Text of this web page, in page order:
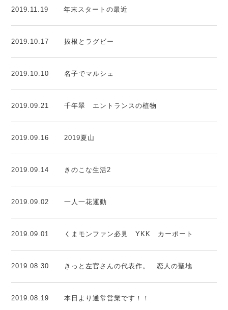
2019.11.19 年末スタートの最近
2019.10.17 抜根とラグビー
2019.10.10 名子でマルシェ
2019.09.21 千年翠 エントランスの植物
2019.09.16 2019夏山
2019.09.14 きのこな生活2
2019.09.02 一人一花運動
2019.09.01 くまモンファン必見 YKK カーポート
2019.08.30 きっと左官さんの代表作。 恋人の聖地
2019.08.19 本日より通常営業です！！